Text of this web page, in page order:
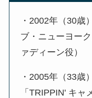
・2002年（30歳
ブ・ニューヨー
ァディーン役）
・2005年（33歳
「TRIPPIN' キャ